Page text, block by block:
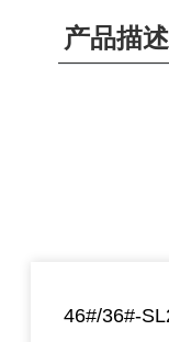
产品描述
46#/36#-